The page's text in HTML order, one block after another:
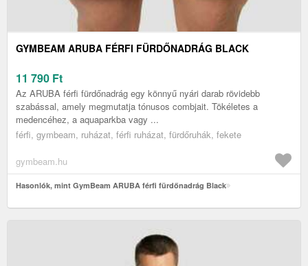
GYMBEAM ARUBA FÉRFI FÜRDŐNADRÁG BLACK
11 790 Ft
Az ARUBA férfi fürdőnadrág egy könnyű nyári darab rövidebb
szabással, amely megmutatja tónusos combjait. Tökéletes a
medencéhez, a aquaparkba vagy ...
férfi, gymbeam, ruházat, férfi ruházat, fürdőruhák, fekete
gymbeam.hu
Hasonlók, mint GymBeam ARUBA férfi fürdőnadrág Black